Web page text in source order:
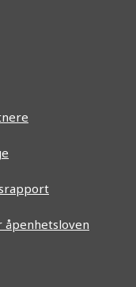
åpenhetsloven